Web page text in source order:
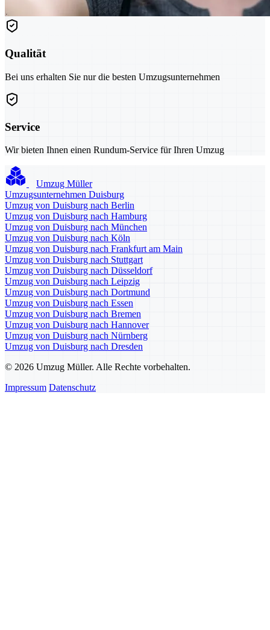
Qualität
Bei uns erhalten Sie nur die besten Umzugsunternehmen
Service
Wir bieten Ihnen einen Rundum-Service für Ihren Umzug
Umzug Müller
Umzugsunternehmen Duisburg
Umzug von Duisburg nach Berlin
Umzug von Duisburg nach Hamburg
Umzug von Duisburg nach München
Umzug von Duisburg nach Köln
Umzug von Duisburg nach Frankfurt am Main
Umzug von Duisburg nach Stuttgart
Umzug von Duisburg nach Düsseldorf
Umzug von Duisburg nach Leipzig
Umzug von Duisburg nach Dortmund
Umzug von Duisburg nach Essen
Umzug von Duisburg nach Bremen
Umzug von Duisburg nach Hannover
Umzug von Duisburg nach Nürnberg
Umzug von Duisburg nach Dresden
© 2026 Umzug Müller. Alle Rechte vorbehalten.
Impressum Datenschutz